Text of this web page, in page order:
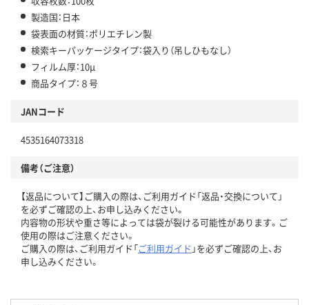
製造国：日本
袋表面の材質：ポリエチレン製
検索キーパッケージタイプ：袋入り（吊しひもなし）
フィルム厚：10μ
商品タイプ：８号
JANコード
4535164073318
備考（ご注意）
【返品について】ご購入の際は、ご利用ガイド「返品・交換について」
を必ずご確認の上、お申し込みください。
内容物の形状や重さ等によっては袋が裂ける可能性があります。ご
使用の際はご注意ください。
ご購入の際は、ご利用ガイド「ご利用ガイド 」を必ずご確認の上、お
申し込みください。